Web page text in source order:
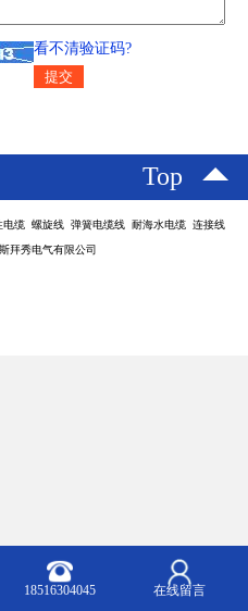
看不清验证码?
Top
缆 螺旋线 弹簧电缆线 耐海水电缆 连接线
拜秀电气有限公司
18516304045 在线留言